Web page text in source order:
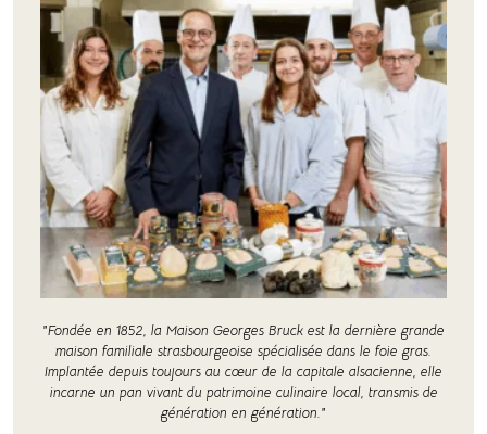
"Fondée en 1852, la Maison Georges Bruck est la dernière grande
maison familiale strasbourgeoise spécialisée dans le foie gras.
Implantée depuis toujours au cœur de la capitale alsacienne, elle
incarne un pan vivant du patrimoine culinaire local, transmis de
génération en génération."